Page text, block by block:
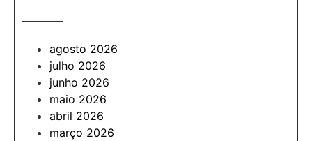
———
agosto 2026
julho 2026
junho 2026
maio 2026
abril 2026
março 2026